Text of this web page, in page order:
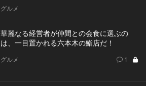
グルメ
華麗なる経営者が仲間との会食に選ぶの
は、一目置かれる六本木の鮨店だ！
グルメ 1